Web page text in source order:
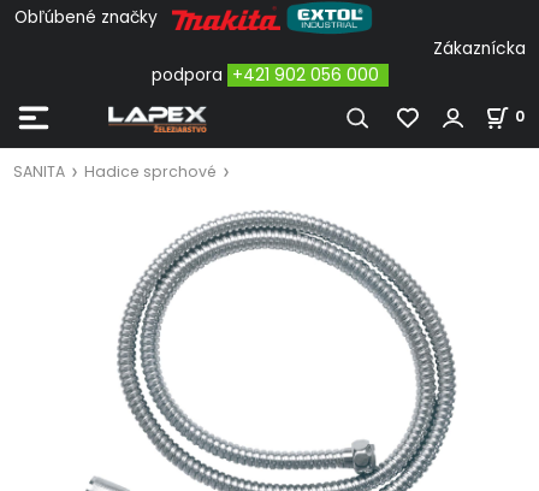
Obľúbené značky
Zákaznícka
podpora +421 902 056 000
0
SANITA Hadice sprchové